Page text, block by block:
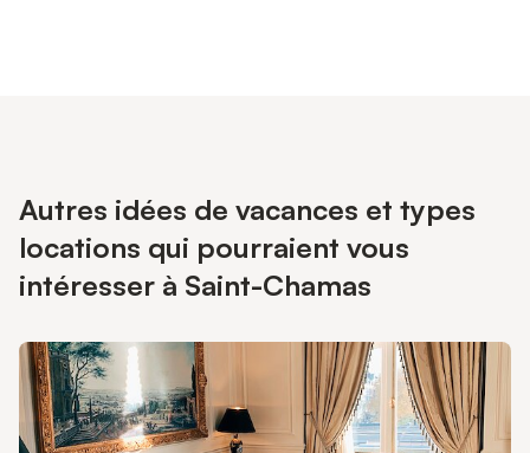
Autres idées de vacances et types
locations qui pourraient vous
intéresser à Saint-Chamas